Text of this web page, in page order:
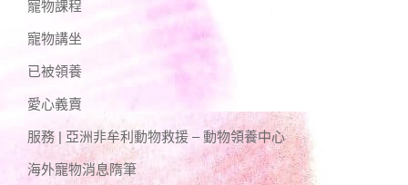
寵物課程
寵物講坐
已被領養
愛心義賣
服務 | 亞洲非牟利動物救援 – 動物領養中心
海外寵物消息隋筆